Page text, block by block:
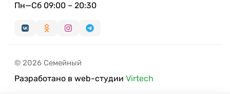
Пн—Сб 09:00 – 20:30
© 2026 Семейный
Разработано в web-студии Virtech